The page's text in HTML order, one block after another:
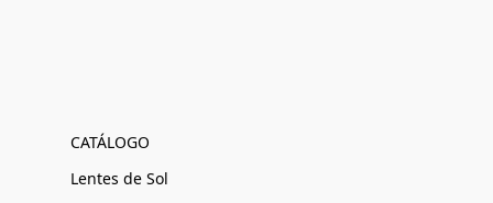
CATÁLOGO
Lentes de Sol